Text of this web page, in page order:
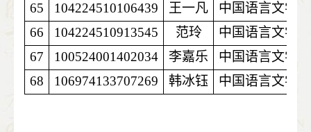
65
104224510106439 王一凡 中国语言文学
66
104224510913545 范玲 中国语言文学
67
100524001402034 李嘉乐 中国语言文学
68
106974133707269 韩冰钰 中国语言文学